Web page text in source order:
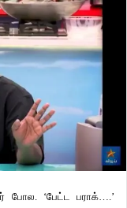
போல. ‘பேட்ட பராக்….’